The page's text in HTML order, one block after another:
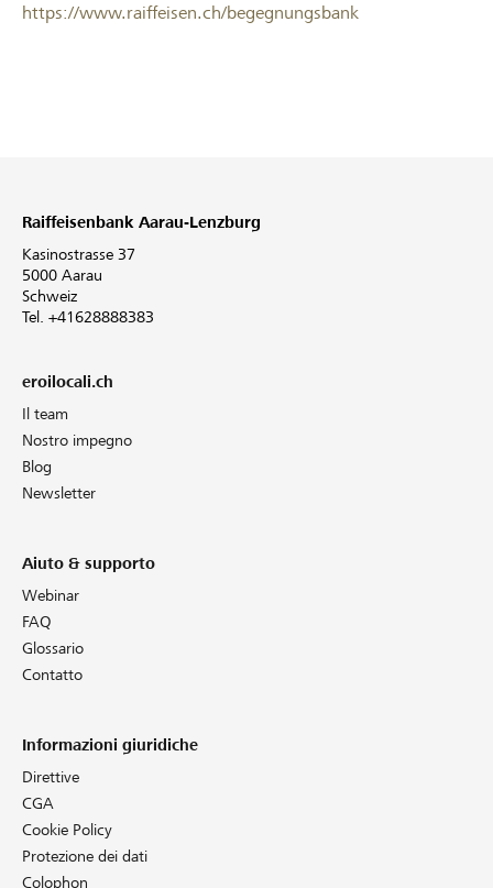
https://www.raiffeisen.ch/begegnungsbank
Raiffeisenbank Aarau-Lenzburg
Kasinostrasse 37
5000 Aarau
Schweiz
Tel. +41628888383
eroilocali.ch
Il team
Nostro impegno
Blog
Newsletter
Aiuto & supporto
Webinar
FAQ
Glossario
Contatto
Informazioni giuridiche
Direttive
CGA
Cookie Policy
Protezione dei dati
Colophon